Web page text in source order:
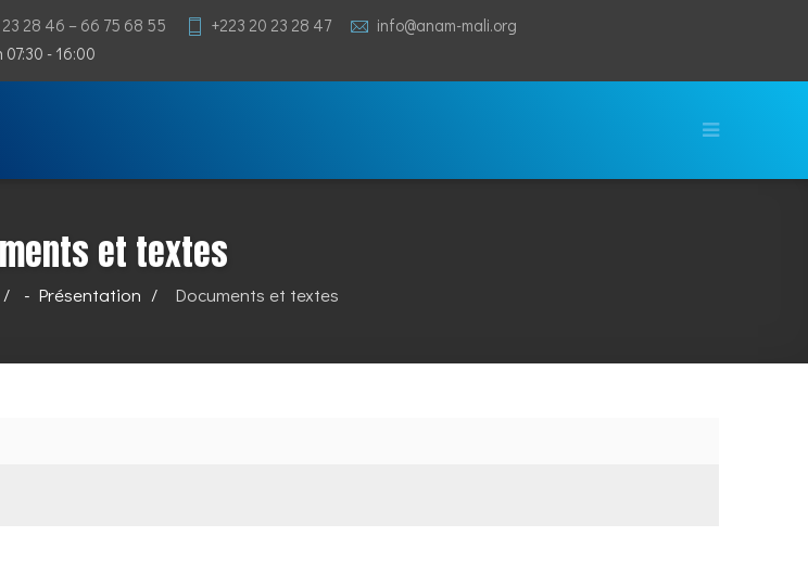
23 28 46 – 66 75 68 55 +223 20 23 28 47
info@anam-mali.org
07:30 - 16:00
et textes
- Présentation Documents et textes